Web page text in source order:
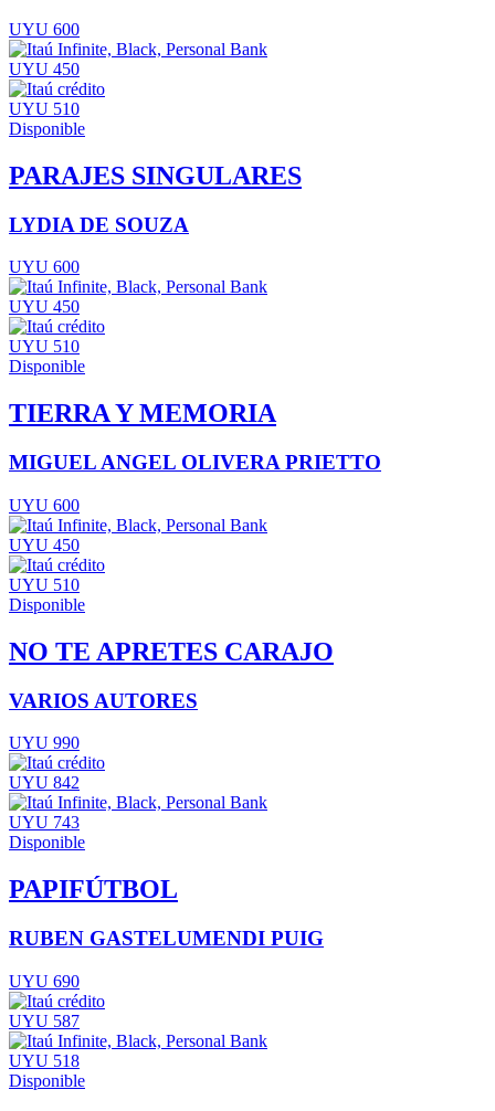
UYU 600
UYU 450
UYU 510
Disponible
PARAJES SINGULARES
LYDIA DE SOUZA
UYU 600
UYU 450
UYU 510
Disponible
TIERRA Y MEMORIA
MIGUEL ANGEL OLIVERA PRIETTO
UYU 600
UYU 450
UYU 510
Disponible
NO TE APRETES CARAJO
VARIOS AUTORES
UYU 990
UYU 842
UYU 743
Disponible
PAPIFÚTBOL
RUBEN GASTELUMENDI PUIG
UYU 690
UYU 587
UYU 518
Disponible